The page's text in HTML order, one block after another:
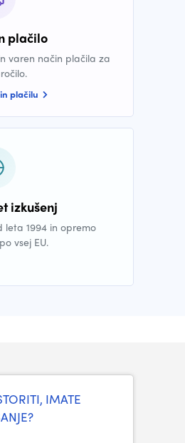
plačilo
varen način plačila za
plačilu
izkušenj
leta 1994 in opremo
vsej EU.
IMATE